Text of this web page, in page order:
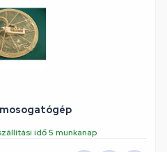
mosogatógép
idő 5 munkanap